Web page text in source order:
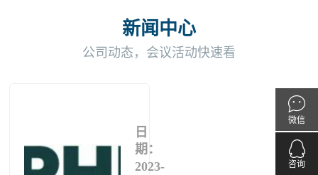
新闻中心
公司动态，会议活动快速看
CPHI
上
海
日
期：
2023-
微信
咨询